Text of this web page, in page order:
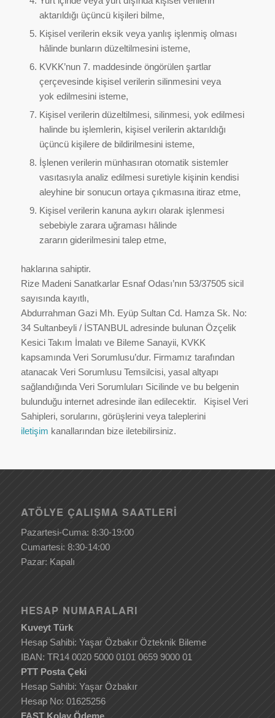
aktarıldığı üçüncü kişileri bilme,
Kişisel verilerin eksik veya yanlış işlenmiş olması
hâlinde bunların düzeltilmesini isteme,
KVKK’nun 7. maddesinde öngörülen şartlar
çerçevesinde kişisel verilerin silinmesini veya
yok edilmesini isteme,
Kişisel verilerin düzeltilmesi, silinmesi, yok edilmesi
halinde bu işlemlerin, kişisel verilerin aktarıldığı
üçüncü kişilere de bildirilmesini isteme,
İşlenen verilerin münhasıran otomatik sistemler
vasıtasıyla analiz edilmesi suretiyle kişinin kendisi
aleyhine bir sonucun ortaya çıkmasına itiraz etme,
Kişisel verilerin kanuna aykırı olarak işlenmesi
sebebiyle zarara uğraması hâlinde
zararın giderilmesini talep etme,
haklarına sahiptir.
Rize Madeni Sanatkarlar Esnaf Odası’nın 53/37505 sicil
sayısında kayıtlı,
Abdurrahman Gazi Mh. Eyüp Sultan Cd. Hamza Sk. No:
34 Sultanbeyli / İSTANBUL adresinde bulunan Özçelik
Kesici Takım İmalatı ve Bileme Sanayii, KVKK
kapsamında Veri Sorumlusu’dur. Firmamız tarafından
atanacak Veri Sorumlusu Temsilcisi, yasal altyapı
sağlandığında Veri Sorumluları Sicilinde ve bu belgenin
bulunduğu internet adresinde ilan edilecektir. Kişisel Veri
Sahipleri, sorularını, görüşlerini veya taleplerini
iletişim kanallarından bize iletebilirsiniz.
ATÖLYE ÇALIŞMA SAATLERI
Pazartesi-Cuma: 8:30-19:00
Cumartesi: 8:30-14:00
Pazar: Kapalı
HESAP NUMARALARI
Kuveyt Türk
Hesap Sahibi: Yaşar Özbakır Özteknik Bileme
IBAN: TR14 0020 5000 0101 0659 9000 01
PTT Posta Çeki
Hesap Sahibi: Yaşar Özbakır
Hesap No: 01625256
FAST Kolay Ödeme